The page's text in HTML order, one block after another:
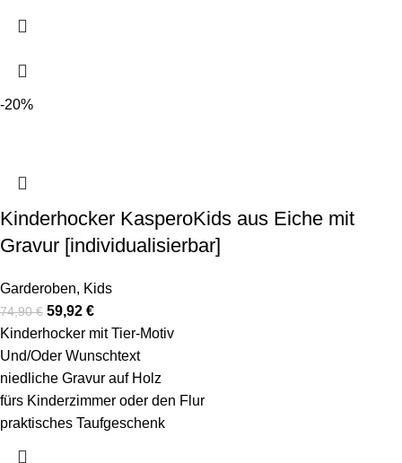
-20%
Kinderhocker KasperoKids aus Eiche mit
Gravur [individualisierbar]
Garderoben, Kids
74,90€ 59,92 €
Kinderhocker mit Tier-Motiv
Und/Oder Wunschtext
niedliche Gravur auf Holz
fürs Kinderzimmer oder den Flur
praktisches Taufgeschenk